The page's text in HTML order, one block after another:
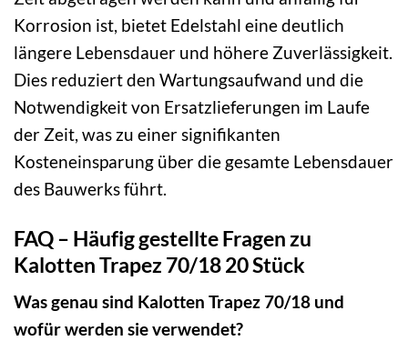
Korrosion ist, bietet Edelstahl eine deutlich
längere Lebensdauer und höhere Zuverlässigkeit.
Dies reduziert den Wartungsaufwand und die
Notwendigkeit von Ersatzlieferungen im Laufe
der Zeit, was zu einer signifikanten
Kosteneinsparung über die gesamte Lebensdauer
des Bauwerks führt.
FAQ – Häufig gestellte Fragen zu
Kalotten Trapez 70/18 20 Stück
Was genau sind Kalotten Trapez 70/18 und
wofür werden sie verwendet?